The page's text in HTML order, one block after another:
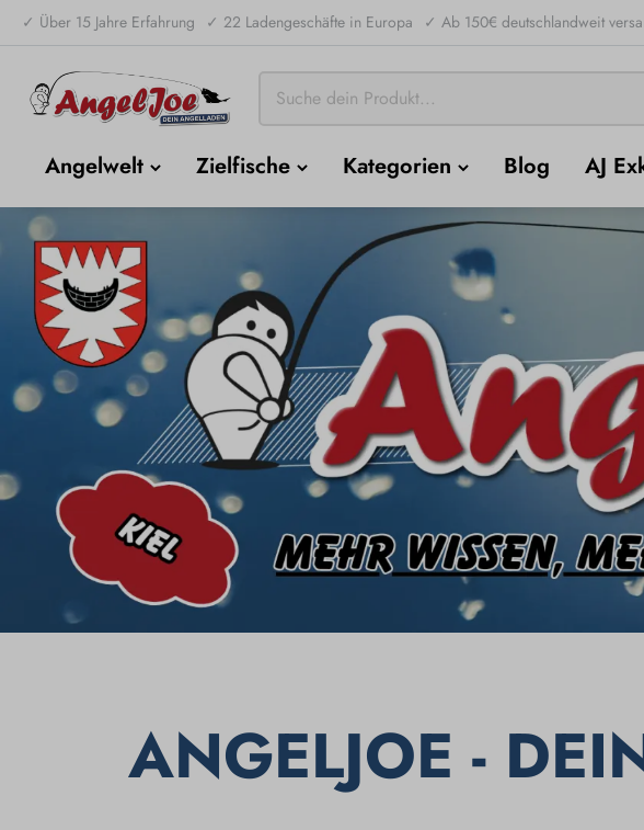
✓ Über 15 Jahre Erfahrung ✓ 22 Ladengeschäfte in Europa ✓ Ab 150€ deutschlandweit
Angelwelt Zielfische Kategorien Blog AJ
ANGELJOE -